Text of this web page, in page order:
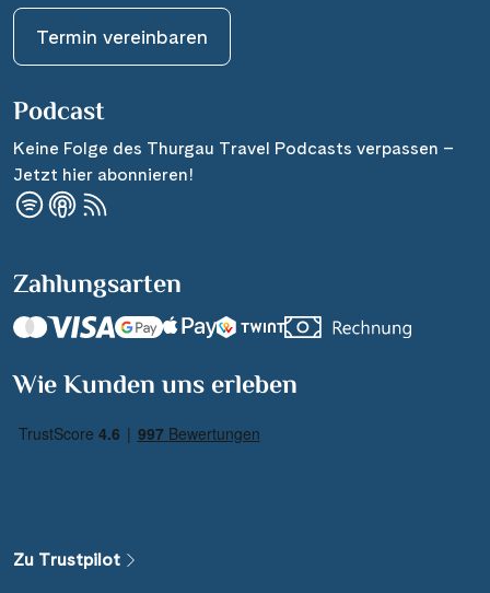
Termin vereinbaren
Podcast
Keine Folge des Thurgau Travel Podcasts verpassen –
Jetzt hier abonnieren!
Zahlungsarten
Wie Kunden uns erleben
Zu Trustpilot
Suchen & Buchen
Alle Gewässer